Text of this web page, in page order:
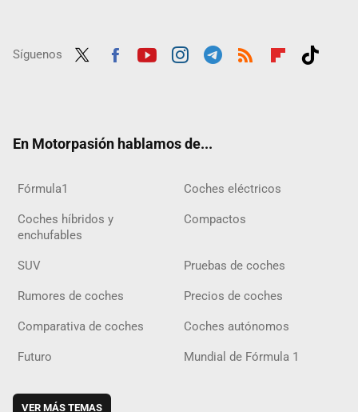
Síguenos
En Motorpasión hablamos de...
Fórmula1 Coches eléctricos
Coches híbridos y
enchufables
Compactos
SUV Pruebas de coches
Rumores de coches Precios de coches
Comparativa de coches Coches autónomos
Futuro Mundial de Fórmula 1
VER MÁS TEMAS